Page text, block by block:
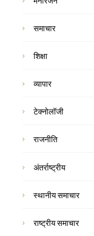
समाचार
शिक्षा
व्यापार
टेक्नोलॉजी
राजनीति
अंतर्राष्ट्रीय
स्थानीय समाचार
राष्ट्रीय समाचार